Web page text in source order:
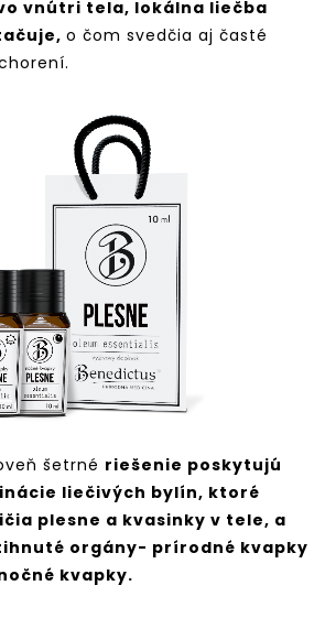
vnútri tela, lokálna liečba
o čom svedčia aj časté
šetrné riešenie poskytujú
liečivých bylín, ktoré
plesne a kvasinky v tele, a
orgány- prírodné kvapky
nočné kvapky.